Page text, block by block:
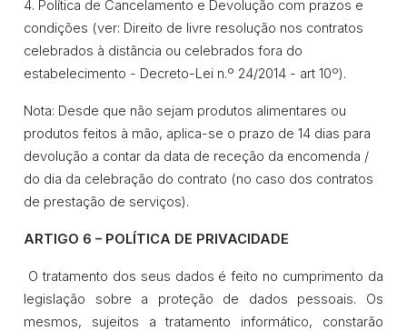
4. Política de Cancelamento e Devolução com prazos e
condições (ver: Direito de livre resolução nos contratos
celebrados à distância ou celebrados fora do
estabelecimento - Decreto-Lei n.º 24/2014 - art 10º).
Nota: Desde que não sejam produtos alimentares ou
produtos feitos à mão, aplica-se o prazo de 14 dias para
devolução a contar da data de receção da encomenda /
do dia da celebração do contrato (no caso dos contratos
de prestação de serviços).
ARTIGO 6 – POLÍTICA DE PRIVACIDADE
O tratamento dos seus dados é feito no cumprimento da
legislação sobre a proteção de dados pessoais. Os
mesmos, sujeitos a tratamento informático, constarão